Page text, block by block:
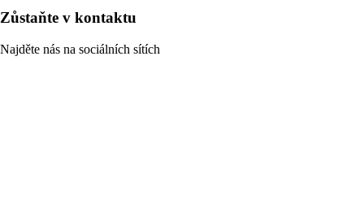
Zůstaňte v kontaktu
Najděte nás na sociálních sítích